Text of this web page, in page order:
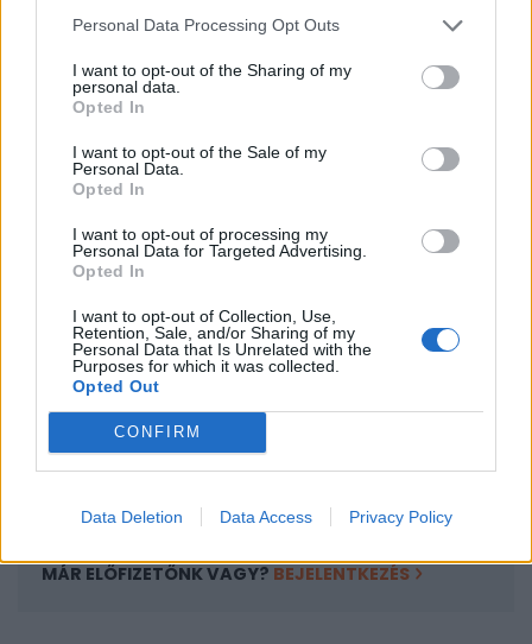
Personal Data Processing Opt Outs
I want to opt-out of the Sharing of my
personal data.
Opted In
I want to opt-out of the Sale of my
Personal Data.
Opted In
I want to opt-out of processing my
Personal Data for Targeted Advertising.
Opted In
I want to opt-out of Collection, Use,
Retention, Sale, and/or Sharing of my
Personal Data that Is Unrelated with the
Purposes for which it was collected.
Opted Out
CONFIRM
Data Deletion Data Access Privacy Policy
Mi-24-esek még hét év szolgálatot teljesítenek majd a
Szolnok Helikopter Bázisra. A Honvédség videót is tett
közzé az eseményről: ...
KEDVES OLVASÓNK!
A keresett cikk a portfolio.hu hírarchívumához
tartozik, melynek olvasása előfizetéses
Az előfizetés a következőket tartalmazza:
Portfolio.hu teljes cikkarchívum
Kötéslisták: BÉT elmúlt 2 év napon belüli
kötéslistái
MÁR ELŐFIZETŐNK VAGY? BEJELENTKEZÉS